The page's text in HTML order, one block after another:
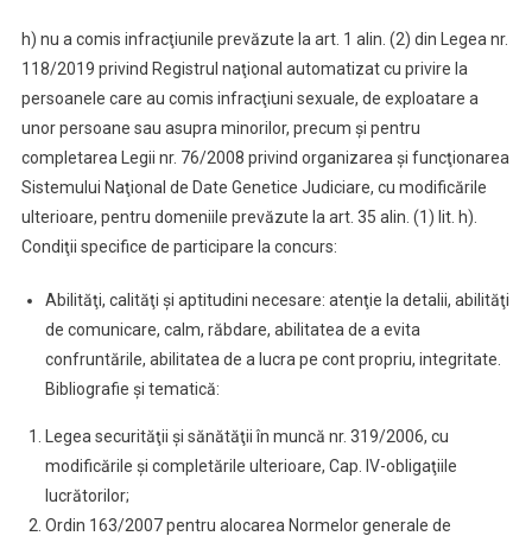
h) nu a comis infracţiunile prevăzute la art. 1 alin. (2) din Legea nr.
118/2019 privind Registrul naţional automatizat cu privire la
persoanele care au comis infracţiuni sexuale, de exploatare a
unor persoane sau asupra minorilor, precum şi pentru
completarea Legii nr. 76/2008 privind organizarea şi funcţionarea
Sistemului Naţional de Date Genetice Judiciare, cu modificările
ulterioare, pentru domeniile prevăzute la art. 35 alin. (1) lit. h).
Condiţii specifice de participare la concurs:
Abilităţi, calităţi şi aptitudini necesare: atenţie la detalii, abilităţi
de comunicare, calm, răbdare, abilitatea de a evita
confruntările, abilitatea de a lucra pe cont propriu, integritate.
Bibliografie şi tematică:
Legea securităţii şi sănătăţii în muncă nr. 319/2006, cu
modificările şi completările ulterioare, Cap. IV-obligaţiile
lucrătorilor;
Ordin 163/2007 pentru alocarea Normelor generale de